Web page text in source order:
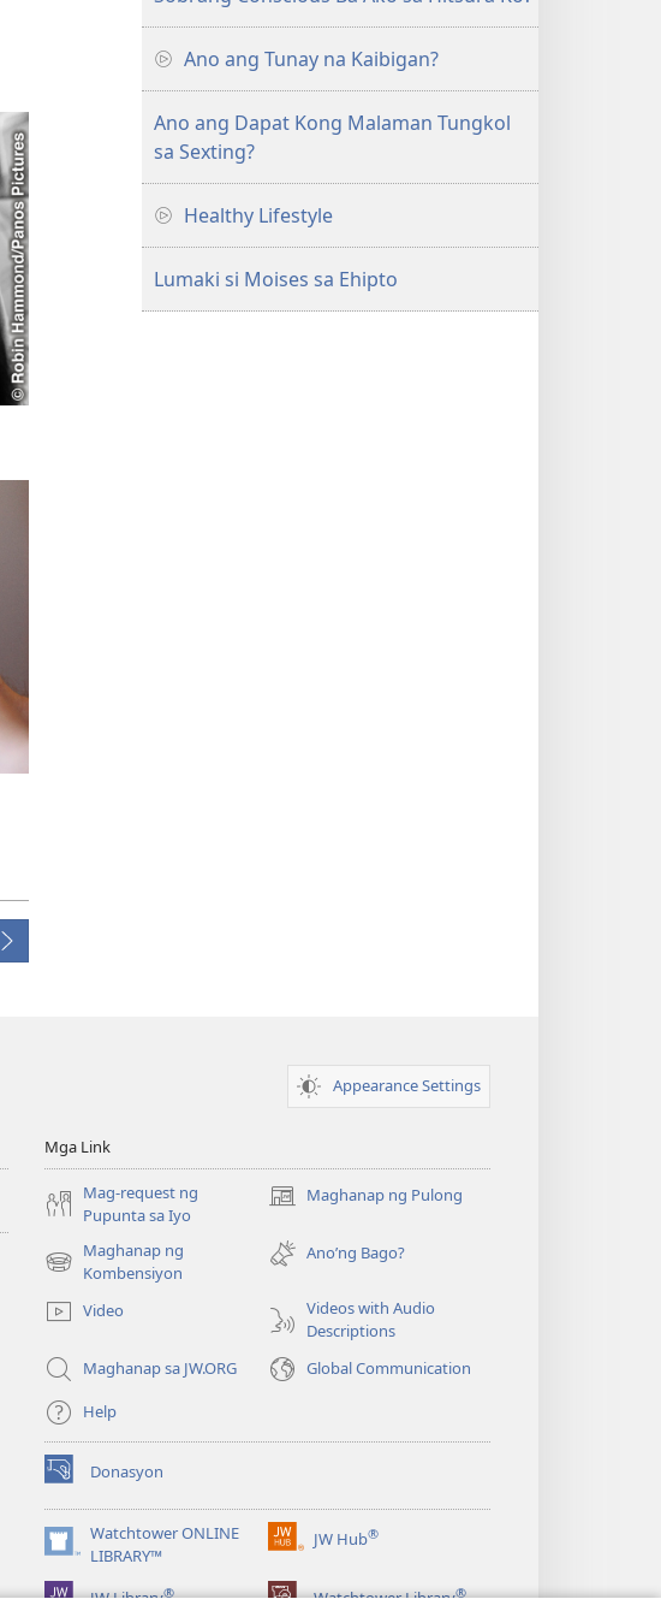
Ano ang Tunay na Kaibigan?
Ano ang Dapat Kong Malaman Tungkol
sa Sexting?
Healthy Lifestyle
Lumaki si Moises sa Ehipto
Appearance Settings
Mga Link
Mag-request ng
Pupunta sa Iyo
Maghanap ng Pulong
(may
na
window)
Maghanap ng
Kombensiyon
(may
na
window)
Ano’ng Bago?
Video
Videos with Audio
Descriptions
Maghanap sa JW.ORG
Global Communication
Help
Donasyon
(may
bubukas
na
bagong
Watchtower ONLINE
LIBRARY™
(may
bubukas
na
JW Hub®
(may
na
JW Library® Watchtower Library®